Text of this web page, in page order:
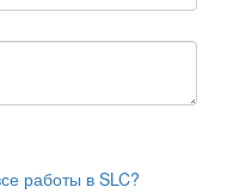
работы в SLC?